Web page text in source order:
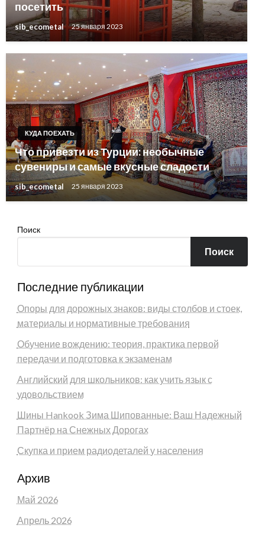
посетить
sib_ecometal 25 января 2023
КУДА ПОЕХАТЬ
Что привезти из Турции: необычные
сувениры и самые вкусные сладости
sib_ecometal 25 января 2023
Поиск
Поиск
Последние публикации
Опоры для дорожных знаков: виды столбов и стоек,
материалы и нормативные требования
Обучение вождению: теория, практика первой
передачи и подготовка к экзаменам
Английский для школьников: как учить язык с
удовольствием
Шины Hankook Зима Шипованные: Ваш Надежный
Партнёр на Снежных Дорогах
Скупка и прием радиодеталей у населения
Архив
Май 2026
Апрель 2026